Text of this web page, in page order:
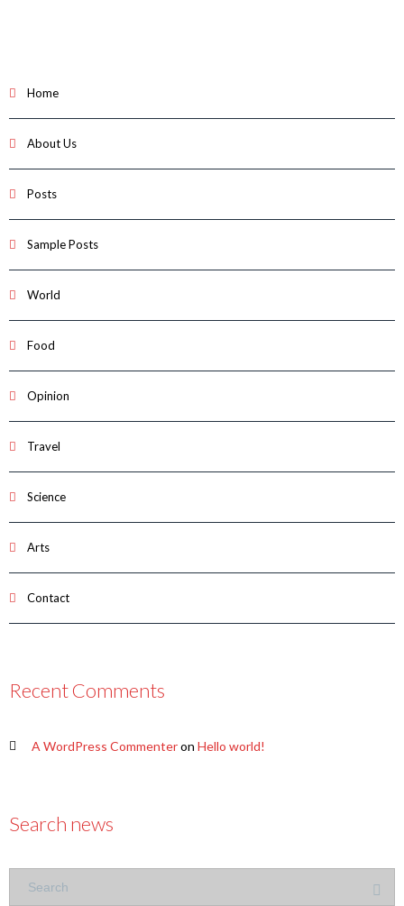
Home
About Us
Posts
Sample Posts
World
Food
Opinion
Travel
Science
Arts
Contact
Recent Comments
A WordPress Commenteron Hello world!
Search news